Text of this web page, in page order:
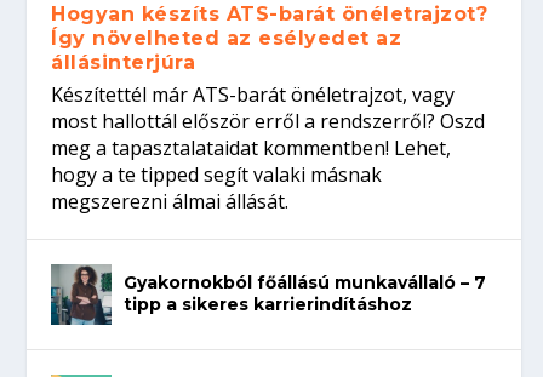
Hogyan készíts ATS-barát önéletrajzot?
Így növelheted az esélyedet az
állásinterjúra
Készítettél már ATS-barát önéletrajzot, vagy
most hallottál először erről a rendszerről? Oszd
meg a tapasztalataidat kommentben! Lehet,
hogy a te tipped segít valaki másnak
megszerezni álmai állását.
Gyakornokból főállású munkavállaló – 7
tipp a sikeres karrierindításhoz